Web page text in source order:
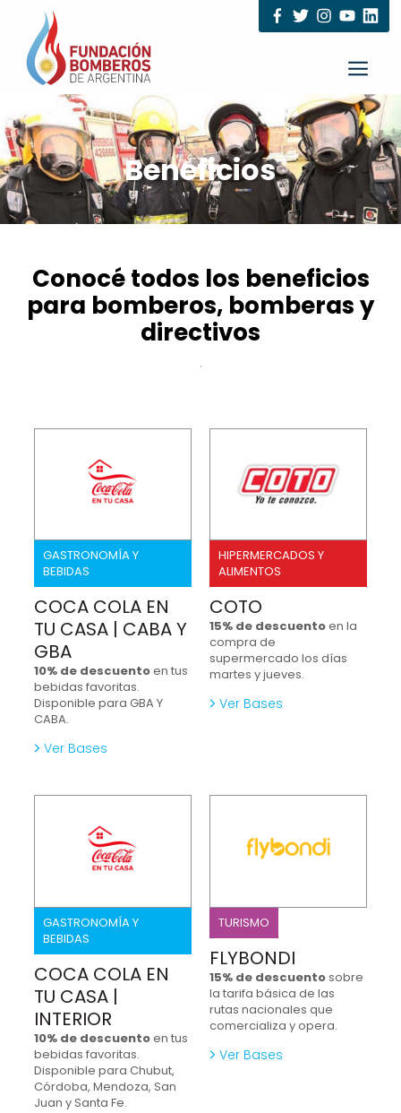
Beneficios
Conocé todos los beneficios
para bomberos, bomberas y
directivos
.
GASTRONOMÍA Y
BEBIDAS
COCA COLA EN
TU CASA | CABA Y
GBA
10% de descuentoen tus
bebidas favoritas.
Disponible para GBA Y
CABA.
Ver Bases
HIPERMERCADOS Y
ALIMENTOS
COTO
15% de descuentoen la
compra de
supermercado los días
martes y jueves.
Ver Bases
GASTRONOMÍA Y
BEBIDAS
COCA COLA EN
TU CASA |
INTERIOR
10% de descuentoen tus
bebidas favoritas.
Disponible para Chubut,
Córdoba, Mendoza, San
Juan y Santa Fe.
TURISMO
FLYBONDI
15% de descuentosobre
la tarifa básica de las
rutas nacionales que
comercializa y opera.
Ver Bases